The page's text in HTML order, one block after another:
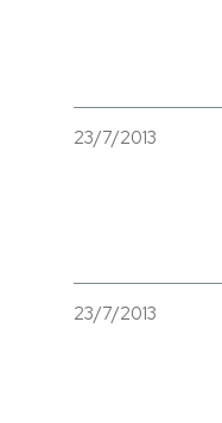
PODCAST
23/7/2013
23/7/2013